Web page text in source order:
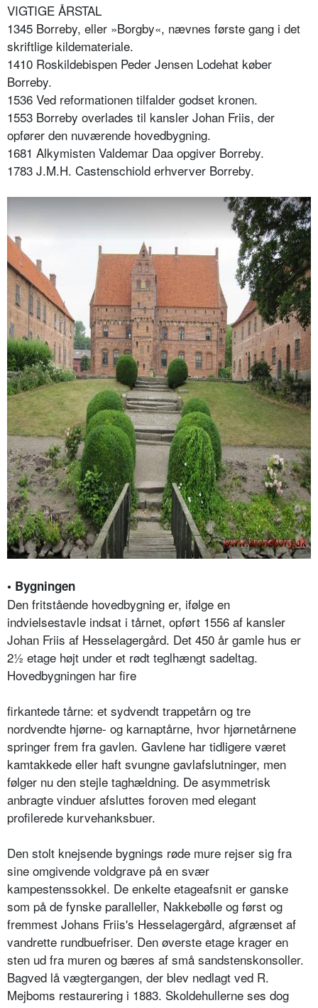
VIGTIGE ÅRSTAL
1345 Borreby, eller »Borgby«, nævnes første gang i det
skriftlige kildemateriale.
1410 Roskildebispen Peder Jensen Lodehat køber
Borreby.
1536 Ved reformationen tilfalder godset kronen.
1553 Borreby overlades til kansler Johan Friis, der
opfører den nuværende hovedbygning.
1681 Alkymisten Valdemar Daa opgiver Borreby.
1783 J.M.H. Castenschiold erhverver Borreby.
• Bygningen
Den fritstående hovedbygning er, ifølge en
indvielsestavle indsat i tårnet, opført 1556 af kansler
Johan Friis af Hesselagergård. Det 450 år gamle hus er
2½ etage højt under et rødt teglhængt sadeltag.
Hovedbygningen har fire
firkantede tårne: et sydvendt trappetårn og tre
nordvendte hjørne- og karnaptårne, hvor hjørnetårnene
springer frem fra gavlen. Gavlene har tidligere været
kamtakkede eller haft svungne gavlafslutninger, men
følger nu den stejle taghældning. De asymmetrisk
anbragte vinduer afsluttes foroven med elegant
profilerede kurvehanksbuer.
Den stolt knejsende bygnings røde mure rejser sig fra
sine omgivende voldgrave på en svær
kampestenssokkel. De enkelte etageafsnit er ganske
som på de fynske paralleller, Nakkebølle og først og
fremmest Johans Friis's Hesselagergård, afgrænset af
vandrette rundbuefriser. Den øverste etage krager en
sten ud fra muren og bæres af små sandstenskonsoller.
Bagved lå vægtergangen, der blev nedlagt ved R.
Mejboms restaurering i 1883. Skoldehullerne ses dog